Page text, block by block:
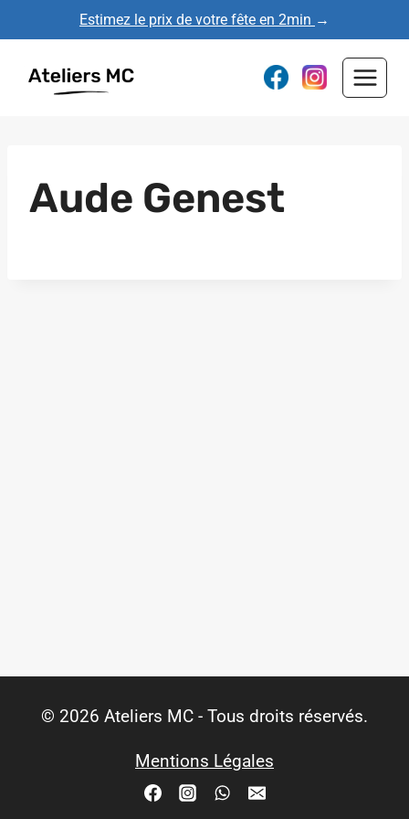
au
contenu
Estimez le prix de votre fête en 2min →
Aude Genest
© 2026 Ateliers MC - Tous droits réservés.
Mentions Légales